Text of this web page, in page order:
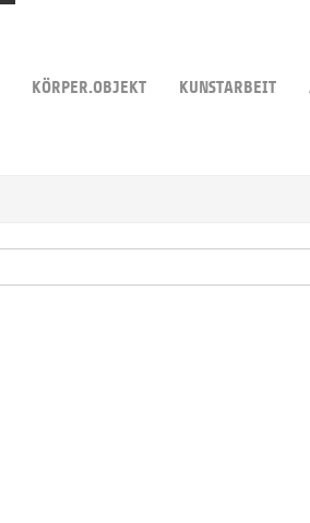
KÖRPER.OBJEKT KUNSTARBEIT